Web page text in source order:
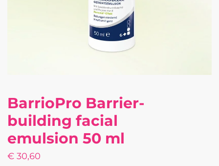
BarrioPro Barrier-
building facial
emulsion 50 ml
€ 30,60